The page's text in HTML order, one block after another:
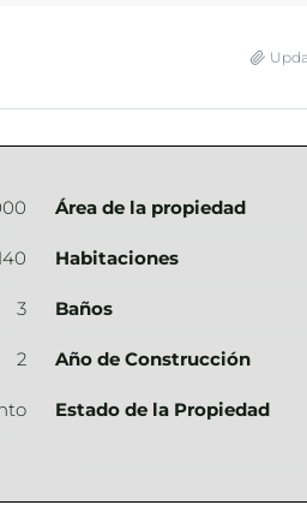
Área de la propiedad
Habitaciones
3 Baños
2 Año de Construcción
Estado de la Propiedad